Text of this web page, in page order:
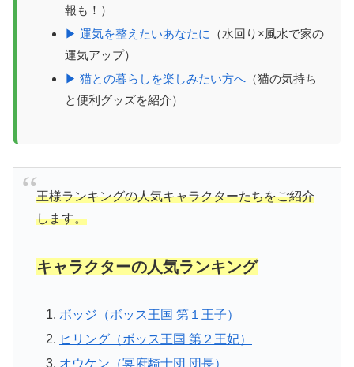
報も！）
▶ 運気を整えたいあなたに
（水回り×風水で家の
運気アップ）
▶ 猫との暮らしを楽しみたい方へ （猫の気持ち
と便利グッズを紹介）
王様ランキングの人気キャラクターたちをご紹介
します。
キャラクターの人気ランキング
ボッジ（ボッス王国 第１王子）
ヒリング（ボッス王国 第２王妃）
オウケン（冥府騎士団 団長）